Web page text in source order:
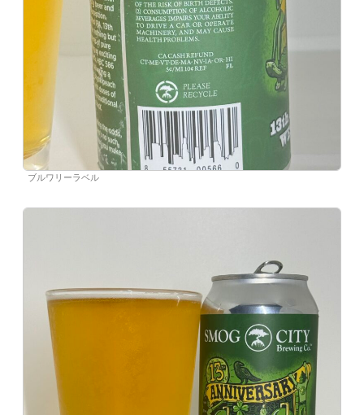
ブルワリーラベル